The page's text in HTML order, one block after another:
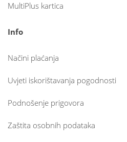
MultiPlus kartica
Info
Načini plaćanja
Uvjeti iskorištavanja pogodnosti
Podnošenje prigovora
Zaštita osobnih podataka